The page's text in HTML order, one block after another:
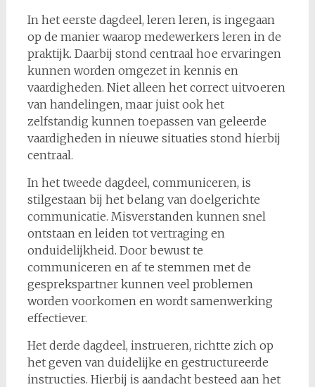
In het eerste dagdeel, leren leren, is ingegaan
op de manier waarop medewerkers leren in de
praktijk. Daarbij stond centraal hoe ervaringen
kunnen worden omgezet in kennis en
vaardigheden. Niet alleen het correct uitvoeren
van handelingen, maar juist ook het
zelfstandig kunnen toepassen van geleerde
vaardigheden in nieuwe situaties stond hierbij
centraal.
In het tweede dagdeel, communiceren, is
stilgestaan bij het belang van doelgerichte
communicatie. Misverstanden kunnen snel
ontstaan en leiden tot vertraging en
onduidelijkheid. Door bewust te
communiceren en af te stemmen met de
gesprekspartner kunnen veel problemen
worden voorkomen en wordt samenwerking
effectiever.
Het derde dagdeel, instrueren, richtte zich op
het geven van duidelijke en gestructureerde
instructies. Hierbij is aandacht besteed aan het